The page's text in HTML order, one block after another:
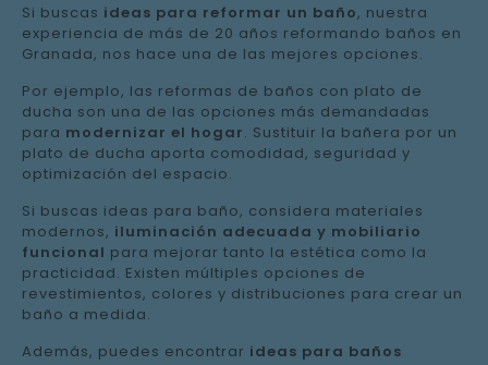
Si buscas ideas para reformar un baño, nuestra
experiencia de más de 20 años reformando baños en
Granada, nos hace una de las mejores opciones.
Por ejemplo, las reformas de baños con plato de
ducha son una de las opciones más demandadas
para modernizar el hogar. Sustituir la bañera por un
plato de ducha aporta comodidad, seguridad y
optimización del espacio.
Si buscas ideas para baño, considera materiales
modernos, iluminación adecuada y mobiliario
funcional para mejorar tanto la estética como la
practicidad. Existen múltiples opciones de
revestimientos, colores y distribuciones para crear un
baño a medida.
Además, puedes encontrar ideas para baños